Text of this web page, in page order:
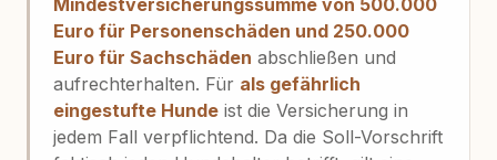
Mindestversicherungssumme von 500.000
Euro für Personenschäden und 250.000
Euro für Sachschäden abschließen und
aufrechterhalten. Für als gefährlich
eingestufte Hundeist die Versicherung in
jedem Fall verpflichtend. Da die Soll-Vorschrift